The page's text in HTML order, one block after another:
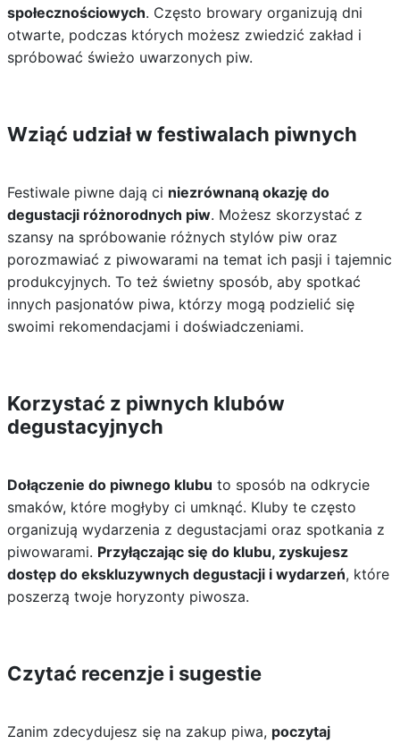
społecznościowych. Często browary organizują dni
otwarte, podczas których możesz zwiedzić zakład i
spróbować świeżo uwarzonych piw.
Wziąć udział w festiwalach piwnych
Festiwale piwne dają ci niezrównaną okazję do
degustacji różnorodnych piw. Możesz skorzystać z
szansy na spróbowanie różnych stylów piw oraz
porozmawiać z piwowarami na temat ich pasji i tajemnic
produkcyjnych. To też świetny sposób, aby spotkać
innych pasjonatów piwa, którzy mogą podzielić się
swoimi rekomendacjami i doświadczeniami.
Korzystać z piwnych klubów
degustacyjnych
Dołączenie do piwnego klubu to sposób na odkrycie
smaków, które mogłyby ci umknąć. Kluby te często
organizują wydarzenia z degustacjami oraz spotkania z
piwowarami. Przyłączając się do klubu, zyskujesz
dostęp do ekskluzywnych degustacji i wydarzeń, które
poszerzą twoje horyzonty piwosza.
Czytać recenzje i sugestie
Zanim zdecydujesz się na zakup piwa, poczytaj